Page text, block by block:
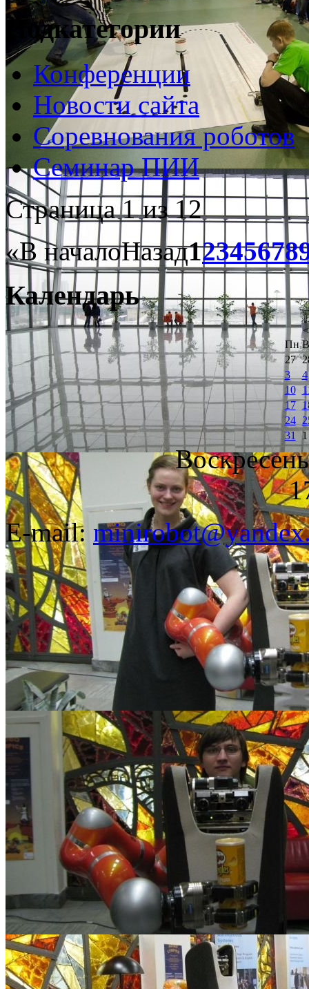
Подкатегории
Конференции
Новости сайта
Соревнования роботов
Семинар ПИИ
Страница 1 из 12
«В началоНазад12345678
Календарь
<
Пн
27
3
4
10
17
24
31
1
E-mail:
©2008-